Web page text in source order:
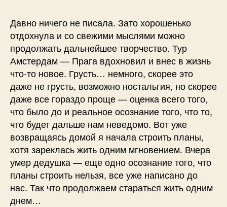
Давно ничего не писала. Зато хорошенько
отдохнула и со свежими мыслями можно
продолжать дальнейшее творчество. Тур
Амстердам — Прага вдохновил и внес в жизнь
что-то новое. Грусть… немного, скорее это
даже не грусть, возможно ностальгия, но скорее
даже все гораздо проще — оценка всего того,
что было до и реальное осознание того, что то,
что будет дальше нам неведомо. Вот уже
возвращаясь домой я начала строить планы,
хотя зареклась жить одним мгновением. Вчера
умер дедушка — еще одно осознание того, что
планы строить нельзя, все уже написано до
нас. Так что продолжаем стараться жить одним
днем…